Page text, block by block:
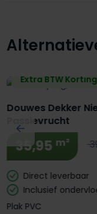
Productgalerij
Extra BTW
Douwes Dekker
Passievrucht
35,95 m²
Direct leverbaar
Inclusief
Plak PVC